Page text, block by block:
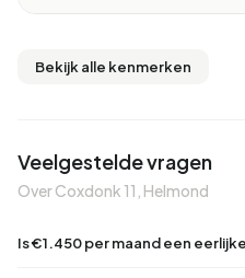
Bekijk alle kenmerken
Veelgestelde vragen
Over Coxdonk 11, Helmond
Is €1.450 per maand een